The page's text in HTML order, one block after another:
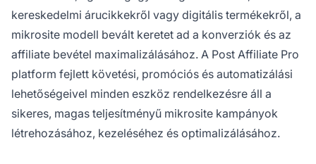
kereskedelmi árucikkekről vagy digitális termékekről, a
mikrosite modell bevált keretet ad a konverziók és az
affiliate bevétel maximalizálásához. A Post Affiliate Pro
platform fejlett követési, promóciós és automatizálási
lehetőségeivel minden eszköz rendelkezésre áll a
sikeres, magas teljesítményű mikrosite kampányok
létrehozásához, kezeléséhez és optimalizálásához.